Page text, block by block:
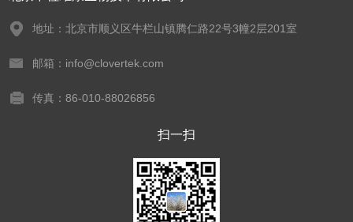
地址：北京市顺义区牛栏山镇腾仁路22号3幢2层201室
邮箱：info@clovertek.com
传真：86-010-88026856
扫一扫